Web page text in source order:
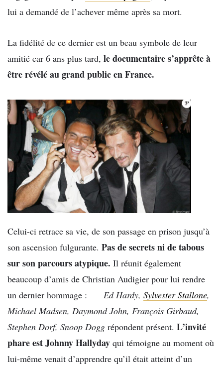
lui a demandé de l’achever même après sa mort.
La fidélité de ce dernier est un beau symbole de leur
amitié car 6 ans plus tard, le documentaire s’apprête à
être révélé au grand public en France.
Celui-ci retrace sa vie, de son passage en prison jusqu’à
son ascension fulgurante. Pas de secrets ni de tabous
sur son parcours atypique. Il réunit également
beaucoup d’amis de Christian Audigier pour lui rendre
un dernier hommage : Ed Hardy, Sylvester Stallone,
Michael Madsen, Daymond John, François Girbaud,
Stephen Dorf, Snoop Dogg répondent présent. L’invité
phare est Johnny Hallyday qui témoigne au moment où
lui-même venait d’apprendre qu’il était atteint d’un